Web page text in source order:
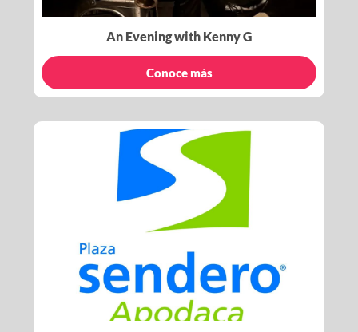
An Evening with Kenny G
Conoce más